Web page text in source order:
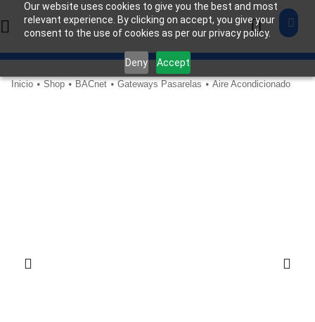
Our website uses cookies to give you the best and most
relevant experience. By clicking on accept, you give your
consent to the use of cookies as per our privacy policy.
Deny Accept
Inicio • Shop • BACnet • Gateways Pasarelas • Aire Acondicionado